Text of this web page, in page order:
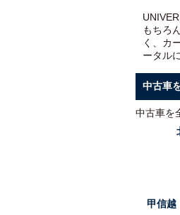
もちろ
く、カ
ータル
中古車
中古車を
甲信越